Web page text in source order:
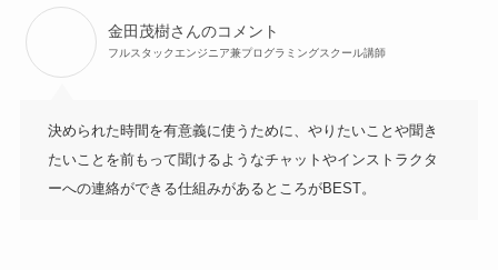
金田茂樹さんのコメント
フルスタックエンジニア兼プログラミングスクール講師
決められた時間を有意義に使うために、やりたいことや聞き
たいことを前もって聞けるようなチャットやインストラクタ
ーへの連絡ができる仕組みがあるところがBEST。